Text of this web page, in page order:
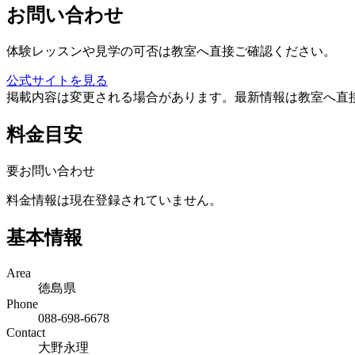
お問い合わせ
体験レッスンや見学の可否は教室へ直接ご確認ください。
公式サイトを見る
掲載内容は変更される場合があります。最新情報は教室へ直
料金目安
要お問い合わせ
料金情報は現在登録されていません。
基本情報
Area
徳島県
Phone
088-698-6678
Contact
大野永理